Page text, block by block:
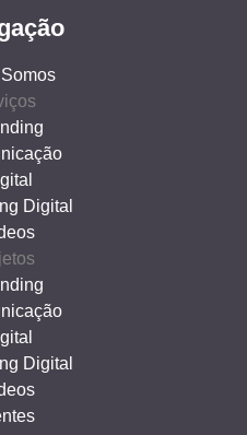
Digital
Digital